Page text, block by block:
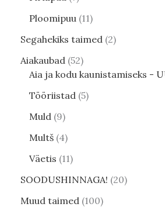
Ploomipuu 11
Segahekiks taimed 2
Aiakaubad 52
Aia ja kodu kaunistamiseks -
Tööriistad 5
Muld 9
Multš 4
Väetis 11
SOODUSHINNAGA! 20
Muud taimed 100